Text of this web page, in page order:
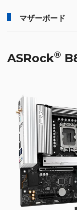
マザーボード
ASRock®